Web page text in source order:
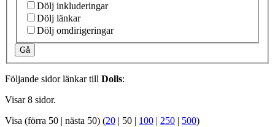
Dölj inkluderingar
Dölj länkar
Dölj omdirigeringar
Gå
Följande sidor länkar till Dolls:
Visar 8 sidor.
Visa (förra 50 | nästa 50) (20 | 50 | 100 | 250 | 500)